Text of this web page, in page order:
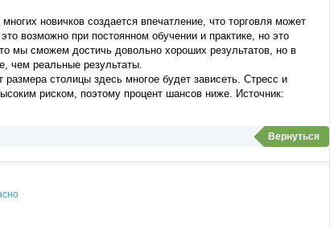
новичков создается впечатление, что торговля может
возможно при постоянном обучении и практике, но это
мы сможем достичь довольно хороших результатов, но в
чем реальные результаты.
столицы здесь многое будет зависеть. Стресс и
риском, поэтому процент шансов ниже.
Источник:
Вернуться